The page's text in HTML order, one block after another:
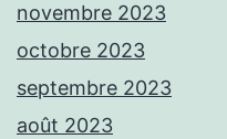
novembre 2023
octobre 2023
septembre 2023
août 2023